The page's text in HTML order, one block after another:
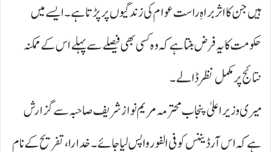
ہیں جن کا اثر براہِ راست عوام کی زندگیوں پر پڑتا ہے۔ ایسے میں
حکومت کا یہ فرض بنتا ہے کہ وہ کسی بھی فیصلے سے پہلے اس کے ممکنہ
نتائج پر مکمل نظر ڈالے۔
میری وزیراعلیٰ پنجاب محترمہ مریم نواز شریف صاحبہ سے گزارش
ہے کہ اس آرڈیننس کو فی الفور واپس لیا جائے۔ خدارا، تفریح کے نام